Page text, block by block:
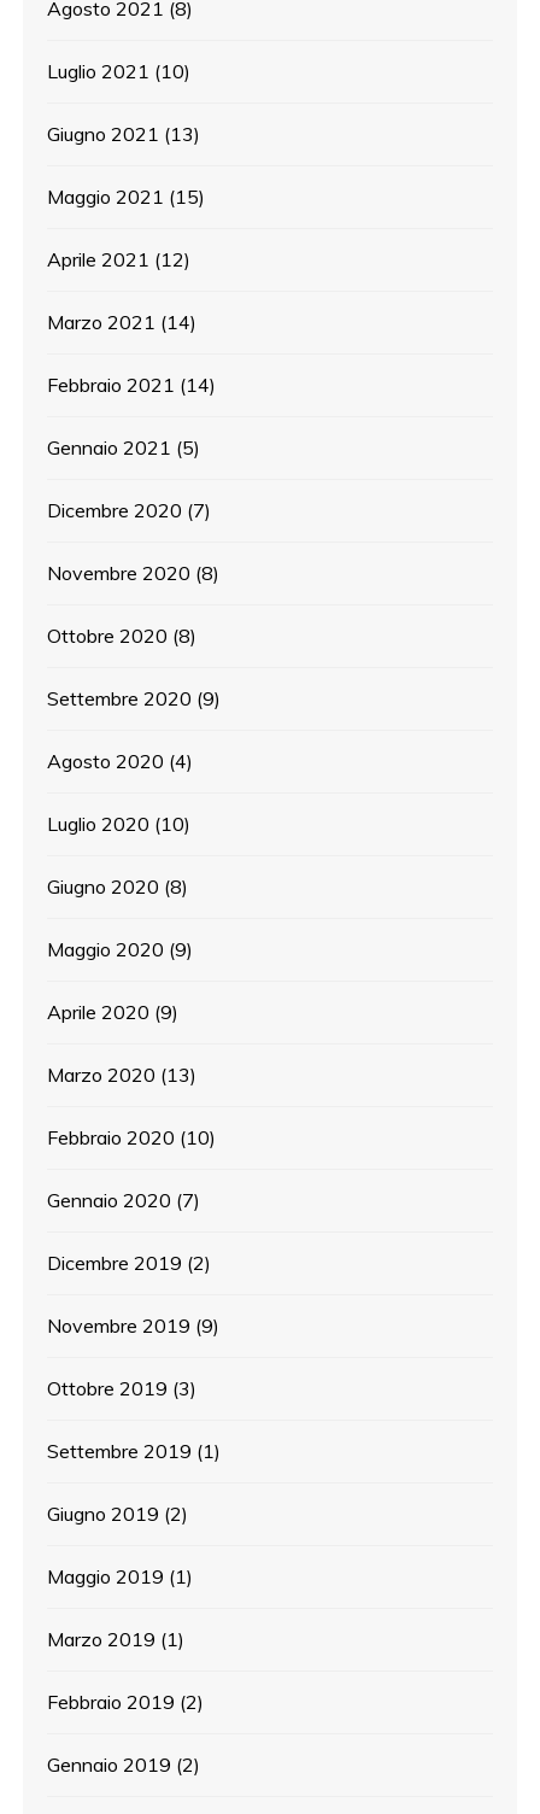
Agosto 2021 (8)
Luglio 2021 (10)
Giugno 2021 (13)
Maggio 2021 (15)
Aprile 2021 (12)
Marzo 2021 (14)
Febbraio 2021 (14)
Gennaio 2021 (5)
Dicembre 2020 (7)
Novembre 2020 (8)
Ottobre 2020 (8)
Settembre 2020 (9)
Agosto 2020 (4)
Luglio 2020 (10)
Giugno 2020 (8)
Maggio 2020 (9)
Aprile 2020 (9)
Marzo 2020 (13)
Febbraio 2020 (10)
Gennaio 2020 (7)
Dicembre 2019 (2)
Novembre 2019 (9)
Ottobre 2019 (3)
Settembre 2019 (1)
Giugno 2019 (2)
Maggio 2019 (1)
Marzo 2019 (1)
Febbraio 2019 (2)
Gennaio 2019 (2)